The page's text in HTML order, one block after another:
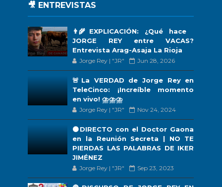
🎥 ENTREVISTAS
👨‍🌾EXPLICACIÓN: ¿Qué hace
JORGE REY entre VACAS?
Entrevista Arag-Asaja La Rioja
Jorge Rey | "JR" Jun 28, 2026
🚨La VERDAD de Jorge Rey en
TeleCinco: ¡Increíble momento
en vivo! ⛈️⛈️⛈️
Jorge Rey | "JR" Nov 24, 2024
🟠DIRECTO con el Doctor Gaona
en la Reunión Secreta | NO TE
PIERDAS LAS PALABRAS DE IKER
JIMÉNEZ
Jorge Rey | "JR" Sep 23, 2023